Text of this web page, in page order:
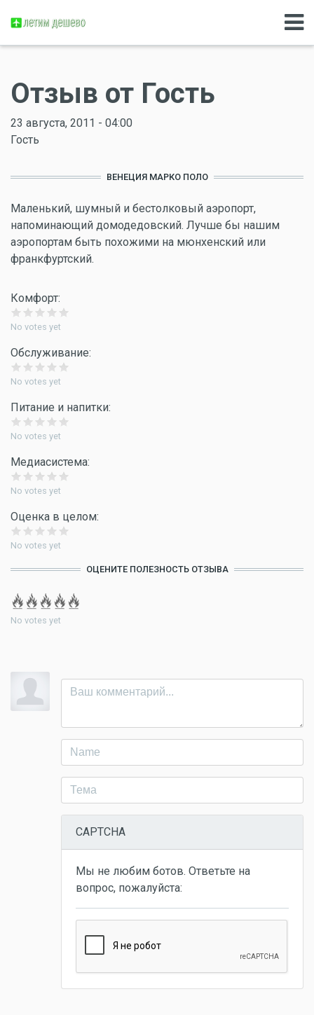
Отзыв от Гость
23 августа, 2011 - 04:00
Гость
ВЕНЕЦИЯ МАРКО ПОЛО
Маленький, шумный и бестолковый аэропорт,
напоминающий домодедовский. Лучше бы нашим
аэропортам быть похожими на мюнхенский или
франкфуртский.
Комфорт:
No votes yet
Обслуживание:
No votes yet
Питание и напитки:
No votes yet
Медиасистема:
No votes yet
Оценка в целом:
No votes yet
ОЦЕНИТЕ ПОЛЕЗНОСТЬ ОТЗЫВА
No votes yet
CAPTCHA
Мы не любим ботов. Ответьте на
вопрос, пожалуйста: